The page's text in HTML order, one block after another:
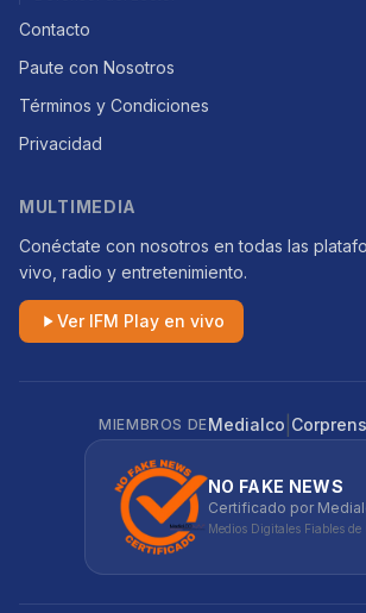
Contacto
Paute con Nosotros
Términos y Condiciones
Privacidad
MULTIMEDIA
Conéctate con nosotros en todas las
vivo, radio y entretenimiento.
Ver IFM Play en vivo
MIEMBROS DEMedialco
NO FAKE NEWS
Certificado por
Medios Digitales Fiables de